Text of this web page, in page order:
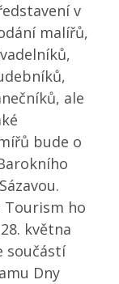
v
malířů,
ale
bude o
Tourism ho
května
součástí
Dny